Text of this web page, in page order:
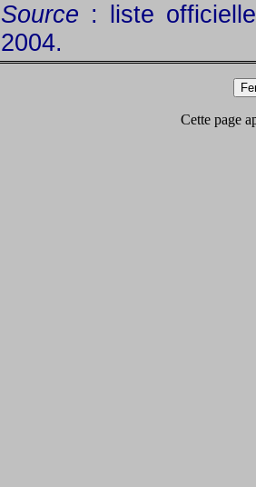
Source : liste
2004.
Cette page